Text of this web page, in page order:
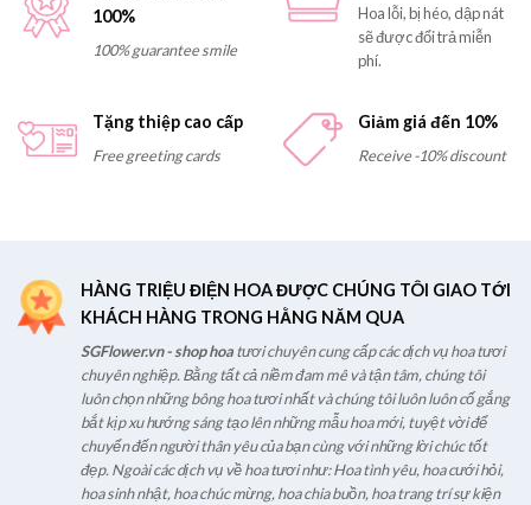
100%
100% guarantee smile
Hoa lỗi, bị héo, dập nát
sẽ được đổi trả miễn
phí.
Tặng thiệp cao cấp
Free greeting cards
Giảm giá đến 10%
Receive -10% discount
HÀNG TRIỆU ĐIỆN HOA ĐƯỢC CHÚNG TÔI GIAO TỚI
KHÁCH HÀNG TRONG HẰNG NĂM QUA
SGFlower.vn - shop hoatươi chuyên cung cấp các dịch vụ hoa tươi
chuyên nghiệp. Bằng tất cả niềm đam mê và tận tâm, chúng tôi
luôn chọn những bông hoa tươi nhất và chúng tôi luôn luôn cố gắng
bắt kịp xu hướng sáng tạo lên những mẫu hoa mới, tuyệt vời để
chuyển đến người thân yêu của bạn cùng với những lời chúc tốt
đẹp. Ngoài các dịch vụ về hoa tươi như: Hoa tình yêu, hoa cưới hỏi,
hoa sinh nhật, hoa chúc mừng, hoa chia buồn, hoa trang trí sự kiện